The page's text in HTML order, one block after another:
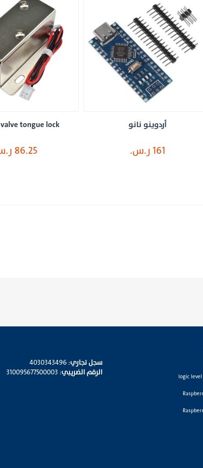
أردوينو نانو Solenoid valve tongue lock
سجل تجاري: 4030343496
الرقم الضريبي: 310095677500003